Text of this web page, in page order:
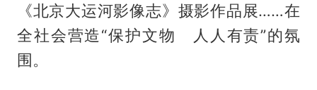
《北京大运河影像志》摄影作品展……在
全社会营造“保护文物 人人有责”的氛
围。